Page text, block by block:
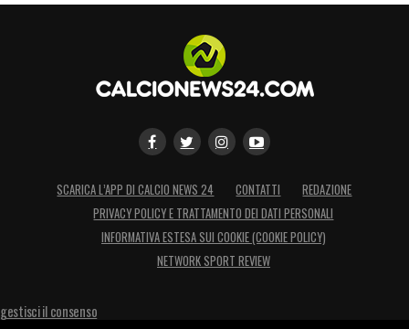
SCARICA L’APP DI CALCIO NEWS 24 CONTATTI
REDAZIONE
PRIVACY POLICY E TRATTAMENTO DEI DATI PERSONALI
INFORMATIVA ESTESA SUI COOKIE (COOKIE POLICY)
NETWORK SPORT REVIEW
gestisci il consenso